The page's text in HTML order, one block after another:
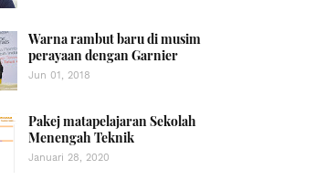
Warna rambut baru di musim
perayaan dengan Garnier
Jun 01, 2018
Pakej matapelajaran Sekolah
Menengah Teknik
Januari 28, 2020